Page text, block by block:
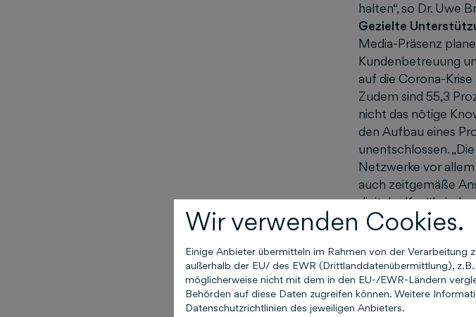
halten“, so Dr. Uwe
Gezielte
Media-Präsenz
Kundenbetreuung
auf die Corona-
Zudem sind 55,3
nicht das nötige
den Aufbau eines
unentschlossen.
Netzwerke vor
auch zeitgemäße
digitaler Kanäle
Netzwerke
digitale
innovatives
vollautomatisiert
25.000 Webseiten,
Wir verwenden Cookies.
Einige Anbieter übermitteln im Rahmen von der
außerhalb der EU/ des EWR (Drittlanddatenübermittlung),
möglicherweise nicht mit dem in den EU-/EWR-Ländern
Behörden auf diese Daten zugreifen können. Weitere
Datenschutzrichtlinien des jeweiligen Anbieters.